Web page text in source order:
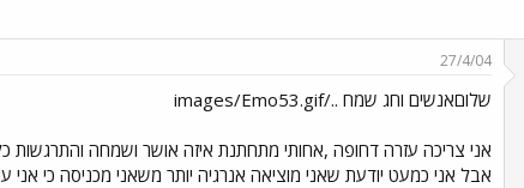
27/4/04
שלוםאנשים וחג שמח ../images/Emo53.gif
אני צריכה עזרה דחופה ,אחותי מתחתנת איזה אושר ושמחה והתרגשות
אבל אני כמעט יודעת שאני מוציאה אנרגיה יותר משאני מכניסה כי